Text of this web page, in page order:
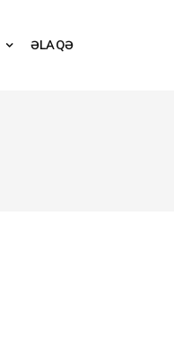
ƏLAQƏ